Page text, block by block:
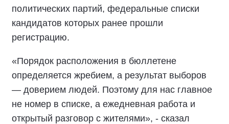
политических партий, федеральные списки
кандидатов которых ранее прошли
регистрацию.
«Порядок расположения в бюллетене
определяется жребием, а результат выборов
— доверием людей. Поэтому для нас главное
не номер в списке, а ежедневная работа и
открытый разговор с жителями», - сказал